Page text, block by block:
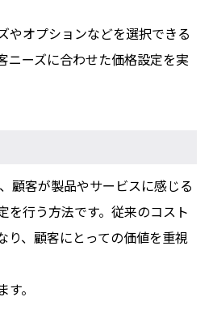
やオプションなどを選択できる
ニーズに合わせた価格設定を実
顧客が製品やサービスに感じる
を行う方法です。従来のコスト
り、顧客にとっての価値を重視
。